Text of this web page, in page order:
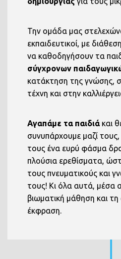
Την ομάδα μας
εκπαιδευτικοί, με
να καθοδηγήσουν τα
σύγχρονων
κατάκτηση της γνώσης,
τέχνη και στην
Αγαπάμε τα παιδιάκαι
συνυπάρχουμε μαζί
τους ένα ευρύ φάσμα
πλούσια ερεθίσματα,
τους πνευματικούς και
τους! Κι όλα αυτά, μέσα
βιωματική μάθηση και τη
έκφραση.